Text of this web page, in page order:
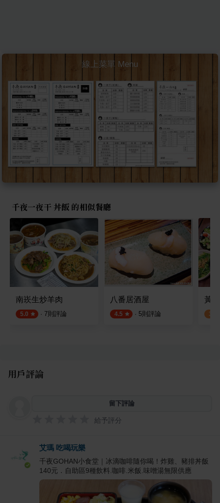
線上菜單 Menu
千夜一夜干 丼飯 的相似餐廳
南崁生炒羊肉
5.0 · 7則評論
八番居酒屋
4.5 · 5則評論
黃
3.4
用戶評論
留下評論
給予評分
艾瑪 吃喝玩樂
千夜GOHAN小食堂｜冰滴咖啡隨你喝！炸雞、豬排丼飯
140元．自助區9種飲料.咖啡.米飯.味噌湯無限供應